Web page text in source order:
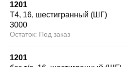
1201
Т4 16 шестигранный (ШГ)
3000
Под заказ
1201